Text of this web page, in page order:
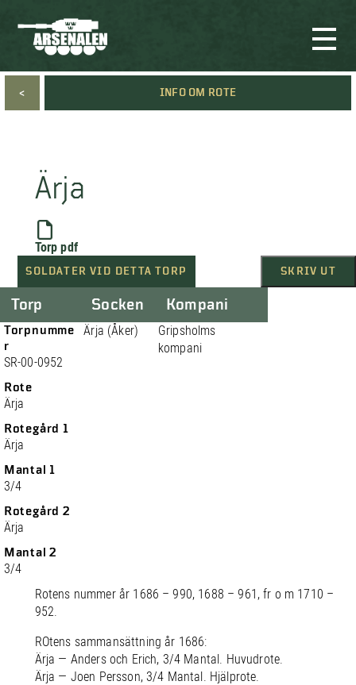
< INFO OM ROTE
Ärja
Torp pdf
SOLDATER VID DETTA TORP SKRIV UT
Torp
Torpnumme
r
SR-00-0952
Rote
Ärja
Rotegård 1
Ärja
Mantal 1
3/4
Rotegård 2
Ärja
Mantal 2
3/4
Socken
Ärja (Åker)
Kompani
Gripsholms
kompani
Rotens nummer år 1686 – 990, 1688 – 961, fr o m 1710 –
952.
ROtens sammansättning år 1686:
Ärja — Anders och Erich, 3/4 Mantal. Huvudrote.
Ärja — Joen Persson, 3/4 Mantal. Hjälprote.